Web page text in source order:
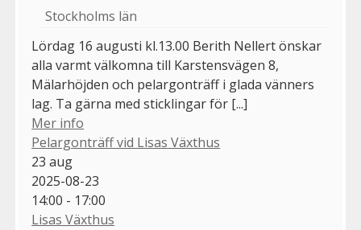
Stockholms län
Lördag 16 augusti kl.13.00 Berith Nellert önskar
alla varmt välkomna till Karstensvägen 8,
Mälarhöjden och pelargonträff i glada vänners
lag. Ta gärna med sticklingar för [...]
Mer info
Pelargonträff vid Lisas Växthus
23 aug
2025-08-23
14:00 - 17:00
Lisas Växthus